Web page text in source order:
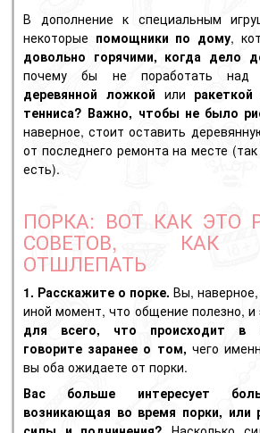
В дополнение к специальным
некоторые помощники по дому,
довольно горячими, когда дело
почему бы не поработать
деревянной ложкой или
тенниса? Важно, чтобы не было
наверное, стоит оставить
от последнего ремонта на месте
есть).
ПОРКА: ВОТ КАК ЭТО
СОВЕТОВ, КАК
ОТШЛЕПАТЬ
1. Расскажите о порке. Вы,
иной момент, что общение полезно, и
для всего, что происходит в
говорите заранее о том, чего
вы оба ожидаете от порки.
Вас больше интересует боль
возникающая во время порки, или